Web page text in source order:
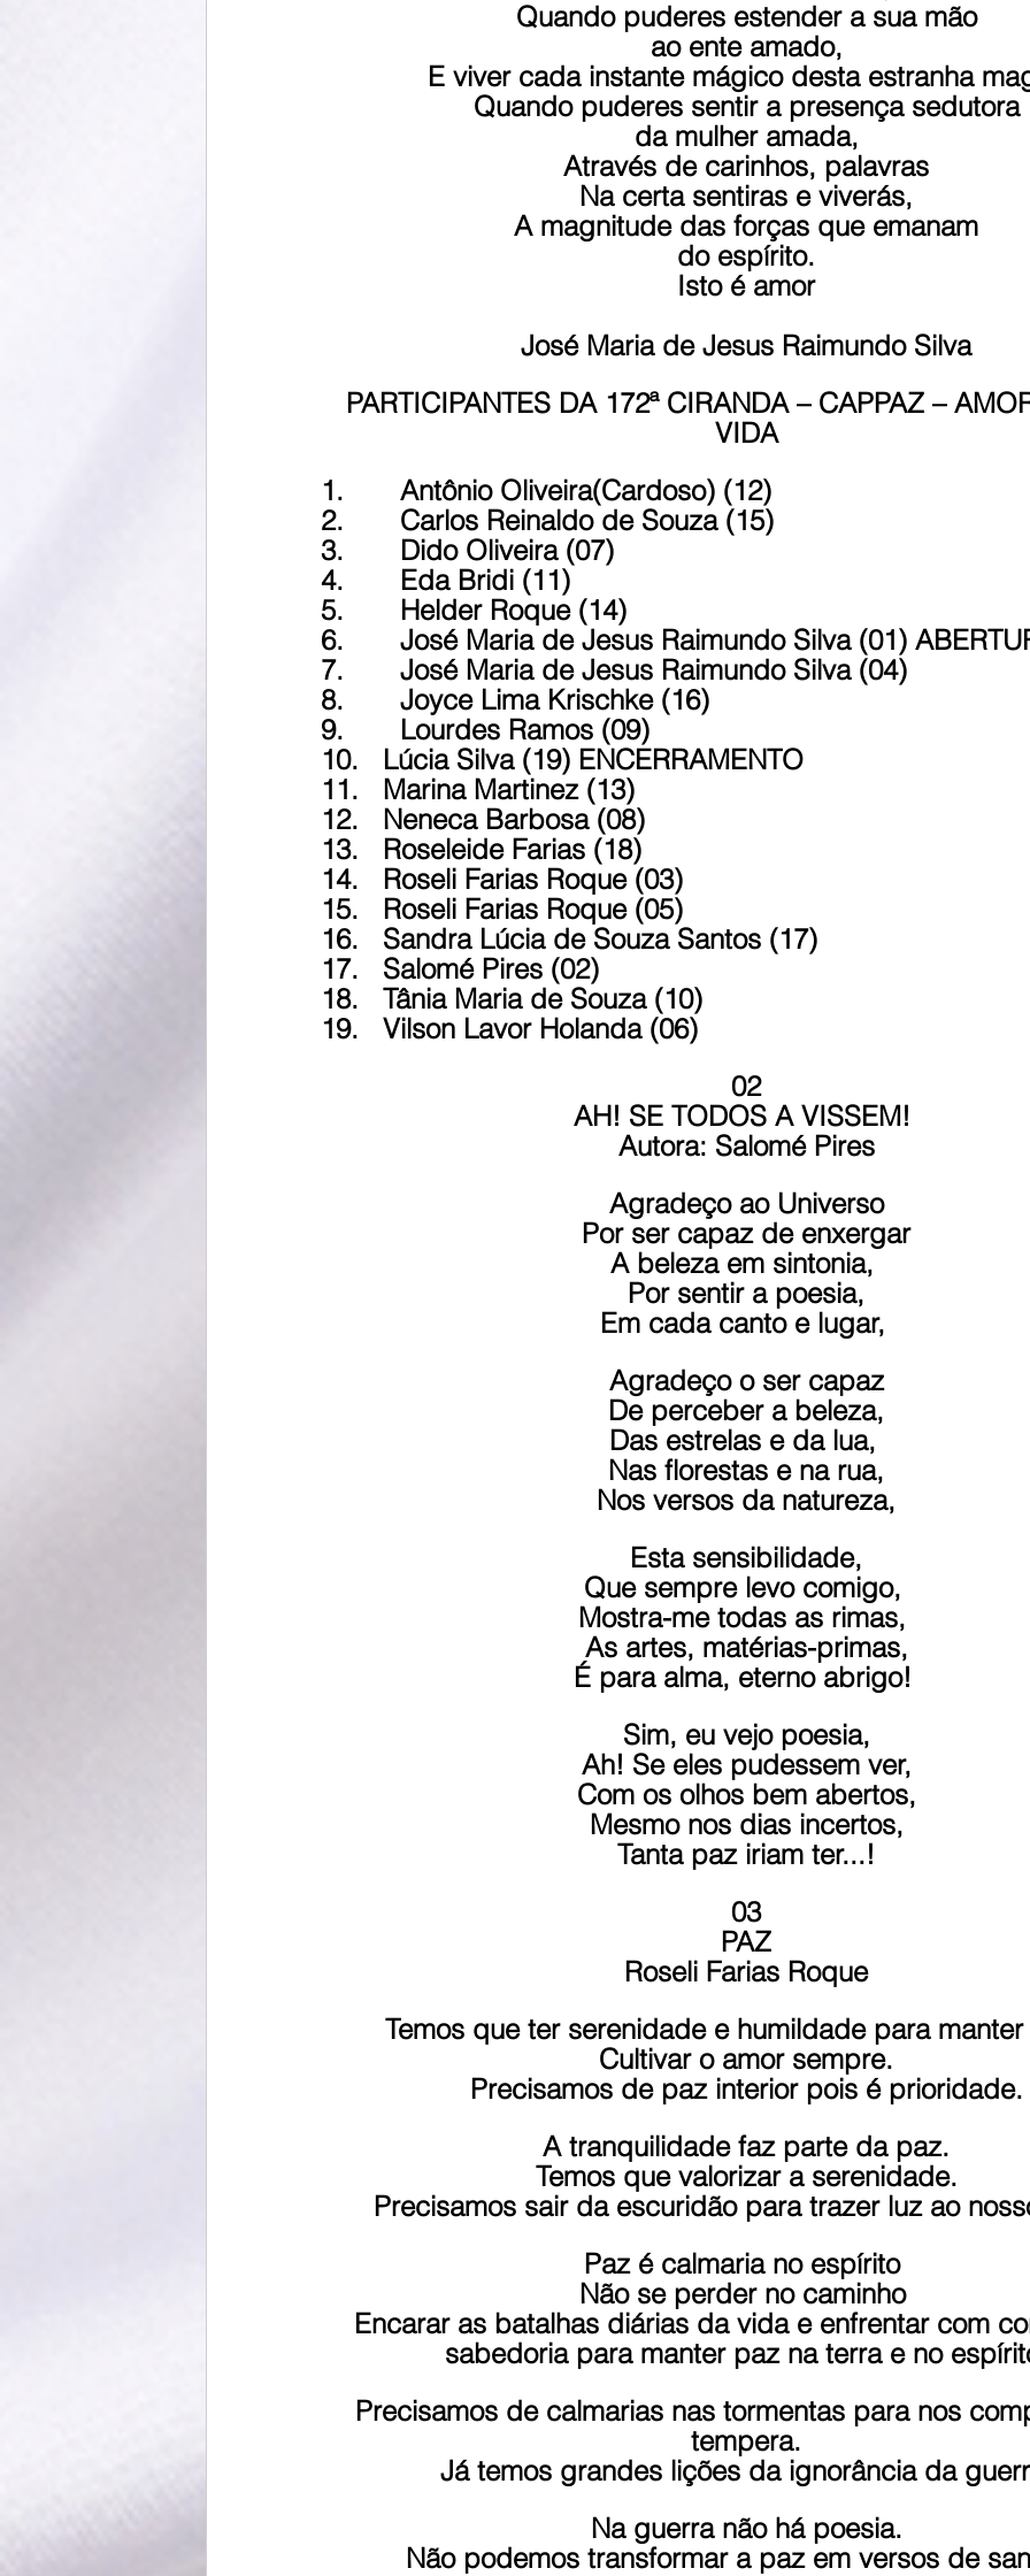
Quando puderes estender a sua mão
ao ente amado,
E viver cada instante mágico desta estranha
Quando puderes sentir a presença sedutora
da mulher amada,
Através de carinhos, palavras
Na certa sentiras e viverás,
A magnitude das forças que emanam
do espírito.
Isto é amor
José Maria de Jesus Raimundo Silva
PARTICIPANTES DA 172ª CIRANDA – CAPPAZ –
VIDA
1.       Antônio Oliveira(Cardoso) (12)
2.       Carlos Reinaldo de Souza (15)
3.       Dido Oliveira (07)
4.       Eda Bridi (11)
5.       Helder Roque (14)
6.       José Maria de Jesus Raimundo Silva (01)
7.       José Maria de Jesus Raimundo Silva (04)
8.       Joyce Lima Krischke (16)
9.       Lourdes Ramos (09)
10.   Lúcia Silva (19) ENCERRAMENTO
11.   Marina Martinez (13)
12.   Neneca Barbosa (08)
13.   Roseleide Farias (18)
14.   Roseli Farias Roque (03)
15.   Roseli Farias Roque (05)
16.   Sandra Lúcia de Souza Santos (17)
17.   Salomé Pires (02)
18.   Tânia Maria de Souza (10)
19.   Vilson Lavor Holanda (06)
02
AH! SE TODOS A VISSEM!
Autora: Salomé Pires
Agradeço ao Universo
Por ser capaz de enxergar
A beleza em sintonia,
Por sentir a poesia,
Em cada canto e lugar,
Agradeço o ser capaz
De perceber a beleza,
Das estrelas e da lua,
Nas florestas e na rua,
Nos versos da natureza,
Esta sensibilidade,
Que sempre levo comigo,
Mostra-me todas as rimas,
As artes, matérias-primas,
É para alma, eterno abrigo!
Sim, eu vejo poesia,
Ah! Se eles pudessem ver,
Com os olhos bem abertos,
Mesmo nos dias incertos,
Tanta paz iriam ter...!
03
PAZ
Roseli Farias Roque
Temos que ter serenidade e humildade para
Cultivar o amor sempre.
Precisamos de paz interior pois é prioridade.
A tranquilidade faz parte da paz.
Temos que valorizar a serenidade.
Precisamos sair da escuridão para trazer luz ao
Paz é calmaria no espírito
Não se perder no caminho
Encarar as batalhas diárias da vida e enfrentar com
sabedoria para manter paz na terra e no
Precisamos de calmarias nas tormentas para nos
tempera.
Já temos grandes lições da ignorância da
Na guerra não há poesia.
Não podemos transformar a paz em versos de